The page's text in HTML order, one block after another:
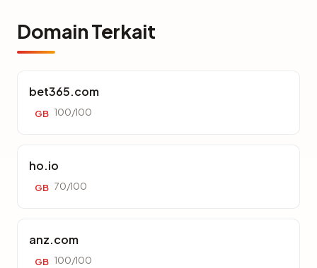
Domain Terkait
bet365.com
GB 100/100
ho.io
GB 70/100
anz.com
GB 100/100